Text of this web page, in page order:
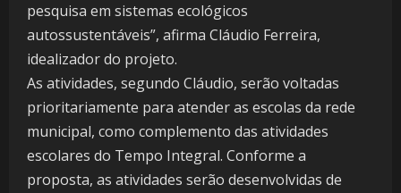
pesquisa em sistemas ecológicos
autossustentáveis”, afirma Cláudio Ferreira,
idealizador do projeto.
As atividades, segundo Cláudio, serão voltadas
prioritariamente para atender as escolas da rede
municipal, como complemento das atividades
escolares do Tempo Integral. Conforme a
proposta, as atividades serão desenvolvidas de